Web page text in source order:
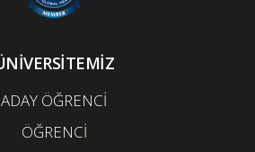
ADAY ÖĞRENCİ
ÖĞRENCİ